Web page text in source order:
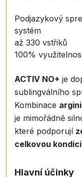
Podjazykový
systém
až 330 vstřiků
100%
ACTIV NO+ je
sublingválního
Kombinace
je mimořádně
které podporují
celkovou
Hlavní účinky